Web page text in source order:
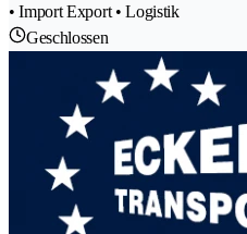
• Import Export • Logistik
Geschlossen